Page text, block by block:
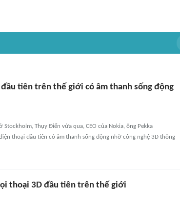
tiên trên thế giới có âm thanh sống động
Stockholm, Thụy Điển vừa qua, CEO của Nokia, ông Pekka
thoại đầu tiên có âm thanh sống động nhờ công nghệ 3D thông
thoại 3D đầu tiên trên thế giới